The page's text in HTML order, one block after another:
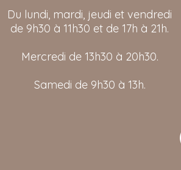
Du lundi, mardi, jeudi et vendredi
de 9h30 à 11h30 et de 17h à 21h.
Mercredi de 13h30 à 20h30.
Samedi de 9h30 à 13h.